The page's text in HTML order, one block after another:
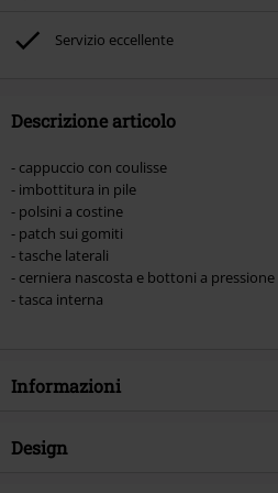
Rammstein, (Till) Lindemann, Böhse
Hosen, Metality, Funko Pop!, i Buoni
Servizio eccellente
Descrizione articolo
- cappuccio con coulisse
- imbottitura in pile
- polsini a costine
- patch sui gomiti
- tasche laterali
- cerniera nascosta e bottoni a pressione
- tasca interna
Informazioni
Codice articolo
Design